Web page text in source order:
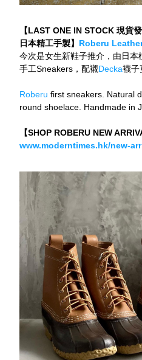
【LAST ONE IN STOCK 現貨
日本精工手製】 Roberu
今次是女生新鞋子推介，由日本
手工Sneakers，配襯Decka襪子
Roberu first sneakers. Natural
round shoelace. Handmade in
【SHOP ROBERU NEW
www.moderntimes.hk/new-